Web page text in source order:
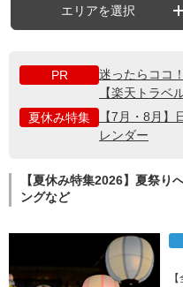
エリアを選択
PR
迷ったらココ
【楽天トラベル
夏休み特集
【7月・8月
レンダー
【夏休み特集2026】夏祭り
ングなど